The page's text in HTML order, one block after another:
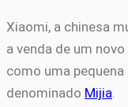
Xiaomi, a chinesa
a venda de um
como uma
denominado Mijia